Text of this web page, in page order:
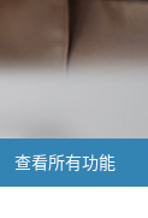
查看所有功能